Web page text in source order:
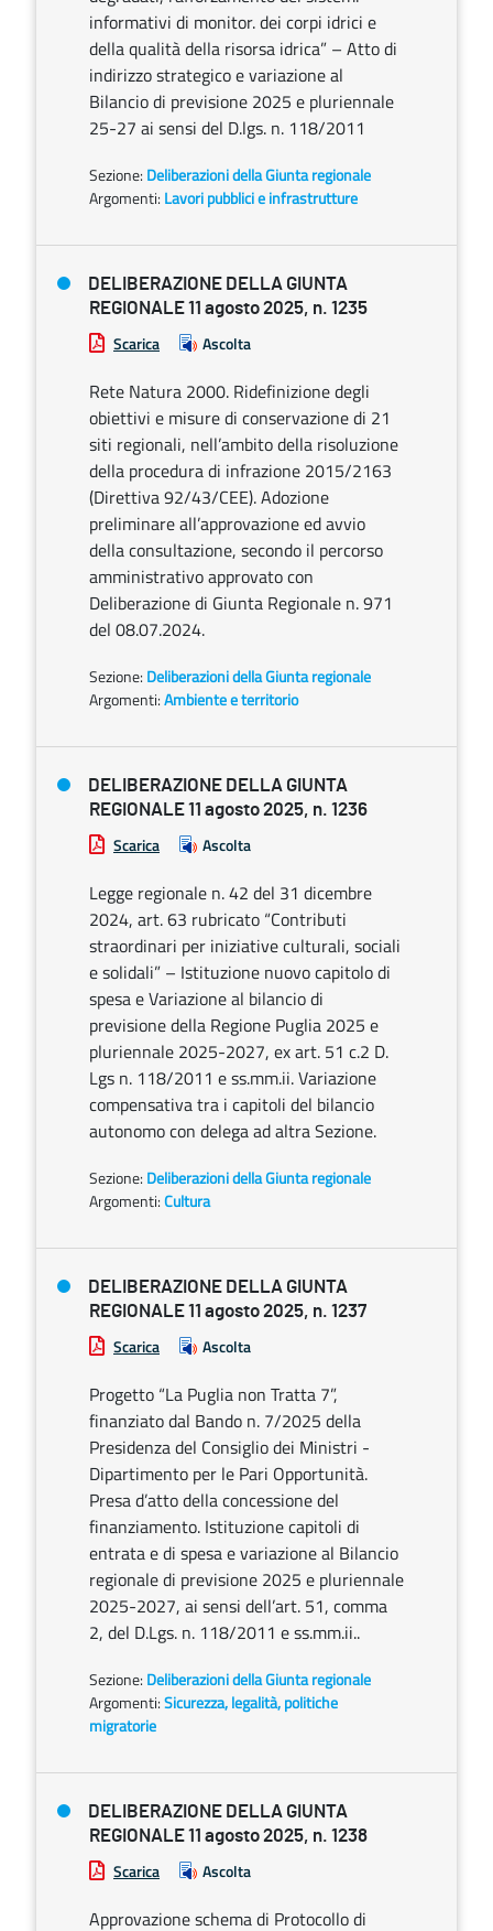
informativi di monitor. dei corpi idrici e
della qualità della risorsa idrica” – Atto di
indirizzo strategico e variazione al
Bilancio di previsione 2025 e pluriennale
25-27 ai sensi del D.lgs. n. 118/2011
Sezione: Deliberazioni della Giunta regionale
Argomenti: Lavori pubblici e infrastrutture
DELIBERAZIONE DELLA GIUNTA
REGIONALE 11 agosto 2025, n. 1235
Scarica Ascolta
Rete Natura 2000. Ridefinizione degli
obiettivi e misure di conservazione di 21
siti regionali, nell’ambito della risoluzione
della procedura di infrazione 2015/2163
(Direttiva 92/43/CEE). Adozione
preliminare all’approvazione ed avvio
della consultazione, secondo il percorso
amministrativo approvato con
Deliberazione di Giunta Regionale n. 971
del 08.07.2024.
Sezione: Deliberazioni della Giunta regionale
Argomenti:Ambiente e territorio
DELIBERAZIONE DELLA GIUNTA
REGIONALE 11 agosto 2025, n. 1236
Scarica Ascolta
Legge regionale n. 42 del 31 dicembre
2024, art. 63 rubricato “Contributi
straordinari per iniziative culturali, sociali
e solidali” – Istituzione nuovo capitolo di
spesa e Variazione al bilancio di
previsione della Regione Puglia 2025 e
pluriennale 2025-2027, ex art. 51 c.2 D.
Lgs n. 118/2011 e ss.mm.ii. Variazione
compensativa tra i capitoli del bilancio
autonomo con delega ad altra Sezione.
Sezione: Deliberazioni della Giunta regionale
Argomenti:Cultura
DELIBERAZIONE DELLA GIUNTA
REGIONALE 11 agosto 2025, n. 1237
Scarica Ascolta
Progetto “La Puglia non Tratta 7”,
finanziato dal Bando n. 7/2025 della
Presidenza del Consiglio dei Ministri -
Dipartimento per le Pari Opportunità.
Presa d’atto della concessione del
finanziamento. Istituzione capitoli di
entrata e di spesa e variazione al Bilancio
regionale di previsione 2025 e pluriennale
2025-2027, ai sensi dell’art. 51, comma
2, del D.Lgs. n. 118/2011 e ss.mm.ii..
Sezione: Deliberazioni della Giunta regionale
Argomenti:Sicurezza, legalità, politiche
migratorie
DELIBERAZIONE DELLA GIUNTA
REGIONALE 11 agosto 2025, n. 1238
Scarica Ascolta
Approvazione schema di Protocollo di